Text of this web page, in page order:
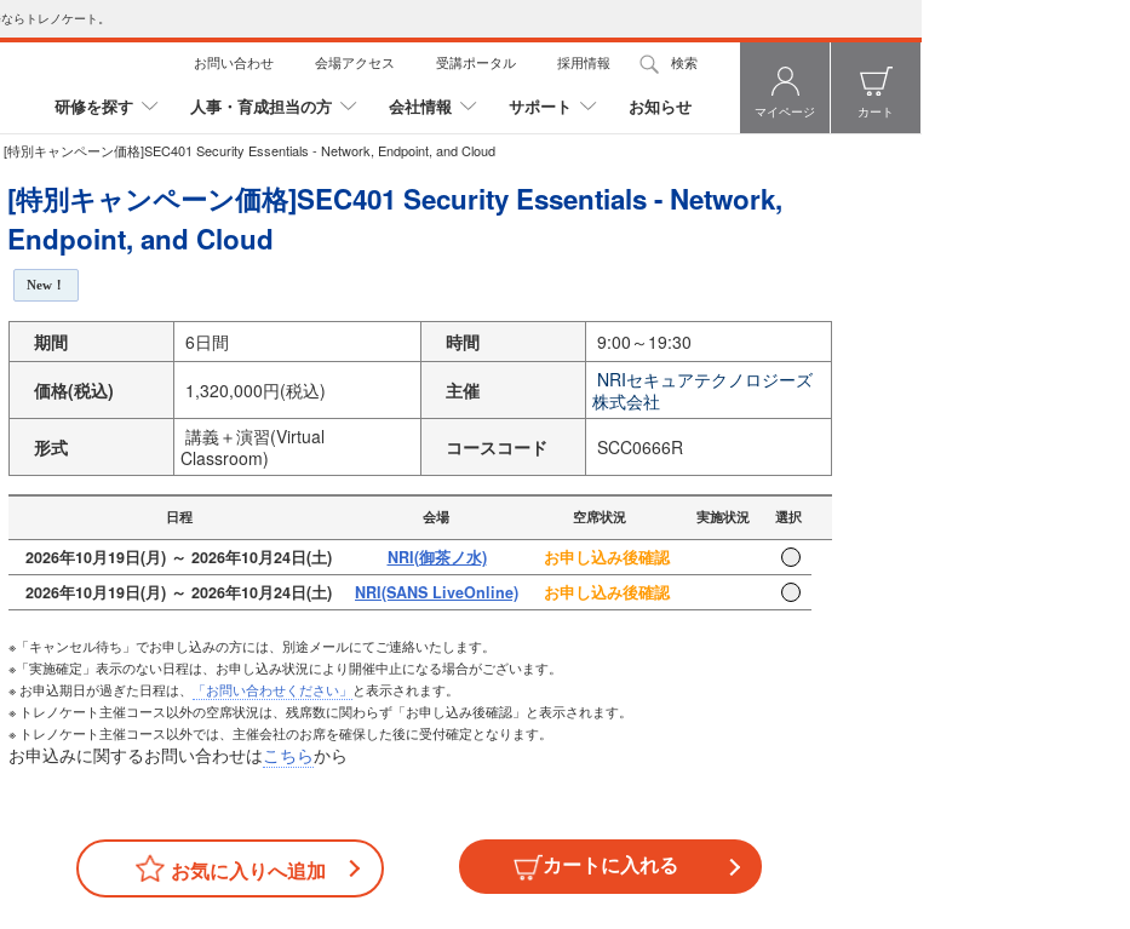
らトレノケート。
お問い合わせ 会場アクセス 受講ポータル 採用情報 検索
研修を探す 人事・育成担当の方 会社情報 サポート お知らせ マイページ カート
[特別キャンペーン価格]SEC401 Security Essentials - Network, Endpoint, and Cloud
[特別キャンペーン価格]SEC401 Security Essentials - Network,
Endpoint, and Cloud
New！
期間 6日間 時間
9:00～19:30
価格(税込)
1,320,000円(税込) 主催
NRIセキュアテクノロジーズ
株式会社
形式
講義＋演習(Virtual
Classroom)
コースコード SCC0666R
日程 会場 空席状況 実施状況 選択
2026年10月19日(月) ～ 2026年10月24日(土) NRI(御茶ノ水)
お申し込み後確認
2026年10月19日(月) ～ 2026年10月24日(土)
NRI(SANS LiveOnline) お申し込み後確認
※「キャンセル待ち」でお申し込みの方には、別途メールにてご連絡いたします。
※「実施確定」表示のない日程は、お申し込み状況により開催中止になる場合がございます。
※ お申込期日が過ぎた日程は、
「お問い合わせください」 と表示されます。
※ トレノケート主催コース以外の空席状況は、残席数に関わらず「お申し込み後確認」と表示されます。
※ トレノケート主催コース以外では、主催会社のお席を確保した後に受付確定となります。
お申込みに関するお問い合わせはこちらから
お気に入りへ追加